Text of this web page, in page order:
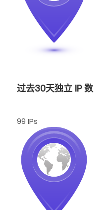
过去30天独立 IP 数
99 IPs